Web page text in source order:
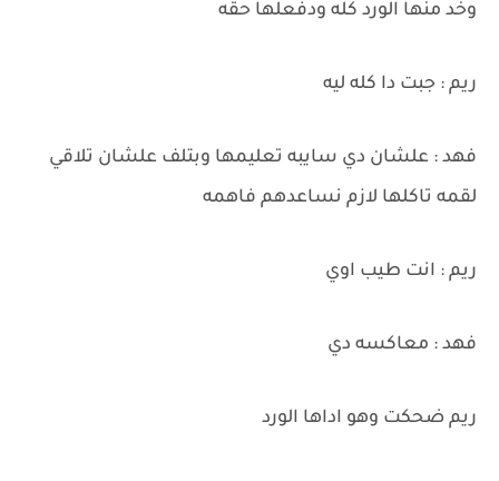
وخد منها الورد كله ودفعلها حقه
ريم : جبت دا كله ليه
فهد : علشان دي سايبه تعليمها وبتلف علشان تلاقي
لقمه تاكلها لازم نساعدهم فاهمه
ريم : انت طيب اوي
فهد : معاكسه دي
ريم ضحكت وهو اداها الورد